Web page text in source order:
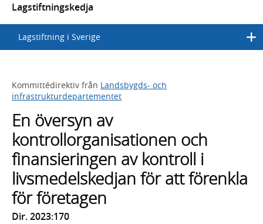
en
lista
med
sökförslag
Lagstiftningskedja
Lagstiftning i Sverige
Kommittédirektiv från Landsbygds- och
infrastrukturdepartementet
En översyn av
kontrollorganisationen och
finansieringen av kontroll i
livsmedelskedjan för att förenkla
för företagen
Dir. 2023:170